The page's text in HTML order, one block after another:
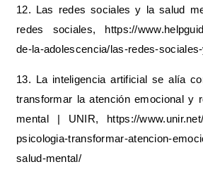
12. Las redes sociales y la salud
redes sociales, https://
de-la-adolescencia/las-redes-
13. La inteligencia artificial se alía
transformar la atención emocional y
mental | UNIR, https://
psicologia-transformar-atencion-
salud-mental/